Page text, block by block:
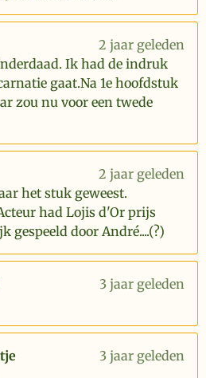
2 jaar geleden
Ik had de indruk
gaat.Na 1e hoofdstuk
zou nu voor een twede
2 jaar geleden
het stuk geweest.
had Lojis d'Or prijs
gespeeld door André....(?)
3 jaar geleden
3 jaar geleden